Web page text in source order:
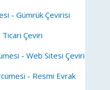
- Gümrük Çevirisi
Çeviri
- Web Sitesi Çevirisi
- Resmi Evrak